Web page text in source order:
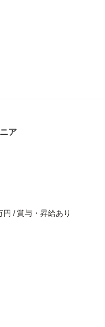
ア
/ 賞与・昇給あり